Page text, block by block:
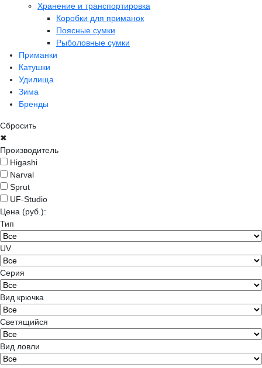
Хранение и транспортировка
Коробки для приманок
Поясные сумки
Рыболовные сумки
Приманки
Катушки
Удилища
Зима
Бренды
Сбросить
✖
Производитель
Higashi
Narval
Sprut
UF-Studio
Цена (руб.):
Тип
UV
Серия
Вид крючка
Светящийся
Вид ловли